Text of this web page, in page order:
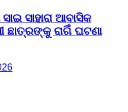
ସାହାରା ଆବାସିକ
ରାଗିଁ ଘଟଣା